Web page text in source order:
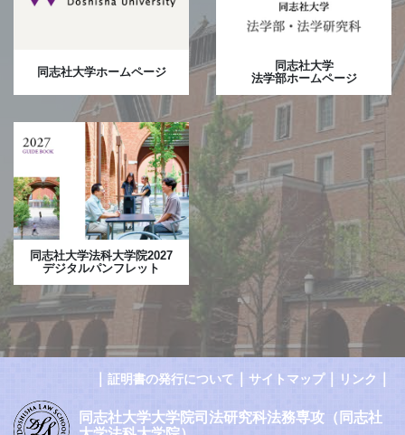
同志社大学ホームページ
同志社大学
法学部ホームページ
同志社大学法科大学院2027
デジタルパンフレット
証明書の発行について サイトマップ｜ リンク
同志社大学大学院司法研究科法務専攻（同志社